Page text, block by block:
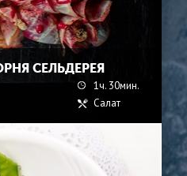
СЕЛЬДЕРЕЯ
1ч. 30мин.
Салат